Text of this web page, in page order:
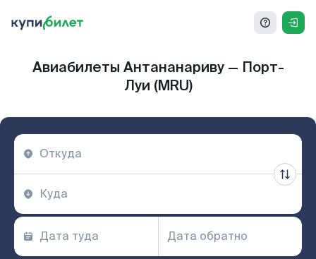
Авиабилеты Антананариву — Порт-
Луи (MRU)